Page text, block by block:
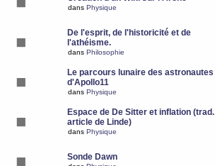
dans Physique
De l'esprit, de l'historicité et de
l'athéisme.
dans Philosophie
Le parcours lunaire des astronautes
d'Apollo11
dans Physique
Espace de De Sitter et inflation (trad.
article de Linde)
dans Physique
Sonde Dawn